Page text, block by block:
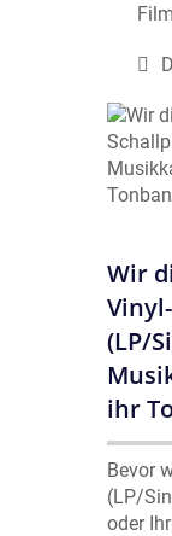
Wir
(LP/
ihr
Bevor
(LP/
oder